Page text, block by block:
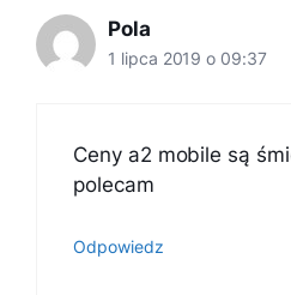
Pola
1 lipca 2019 o 09:37
Ceny a2 mobile są
polecam
Odpowiedz